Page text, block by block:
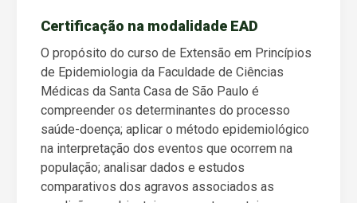
Certificação na modalidade EAD
O propósito do curso de Extensão em Princípios
de Epidemiologia da Faculdade de Ciências
Médicas da Santa Casa de São Paulo é
compreender os determinantes do processo
saúde-doença; aplicar o método epidemiológico
na interpretação dos eventos que ocorrem na
população; analisar dados e estudos
comparativos dos agravos associados as